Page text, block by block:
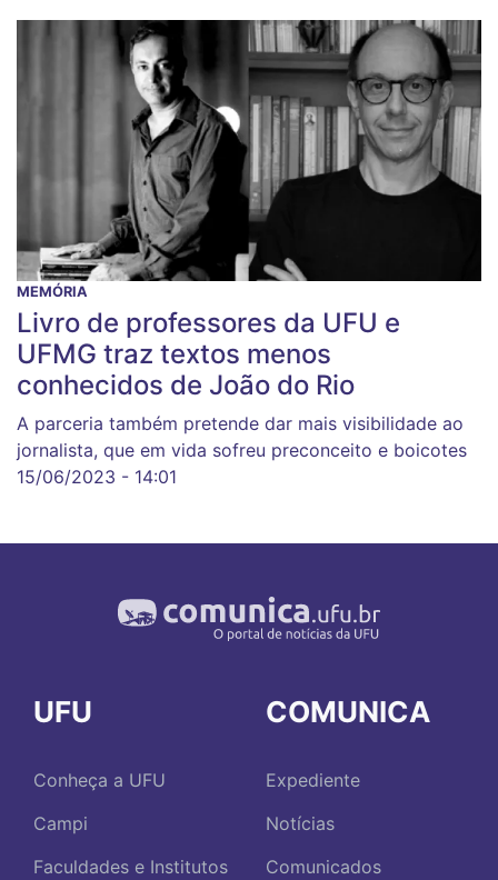
MEMÓRIA
Livro de professores da UFU e
UFMG traz textos menos
conhecidos de João do Rio
A parceria também pretende dar mais visibilidade ao
jornalista, que em vida sofreu preconceito e boicotes
15/06/2023 - 14:01
UFU
Conheça a UFU
Campi
Faculdades e Institutos
COMUNICA
Expediente
Notícias
Comunicados